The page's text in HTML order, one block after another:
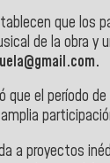
que los
de la obra
.
el período
a proyectos